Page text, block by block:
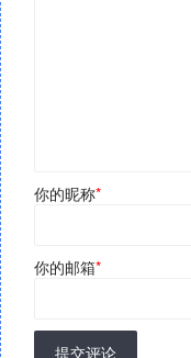
你的昵称*
你的邮箱*
提交评论